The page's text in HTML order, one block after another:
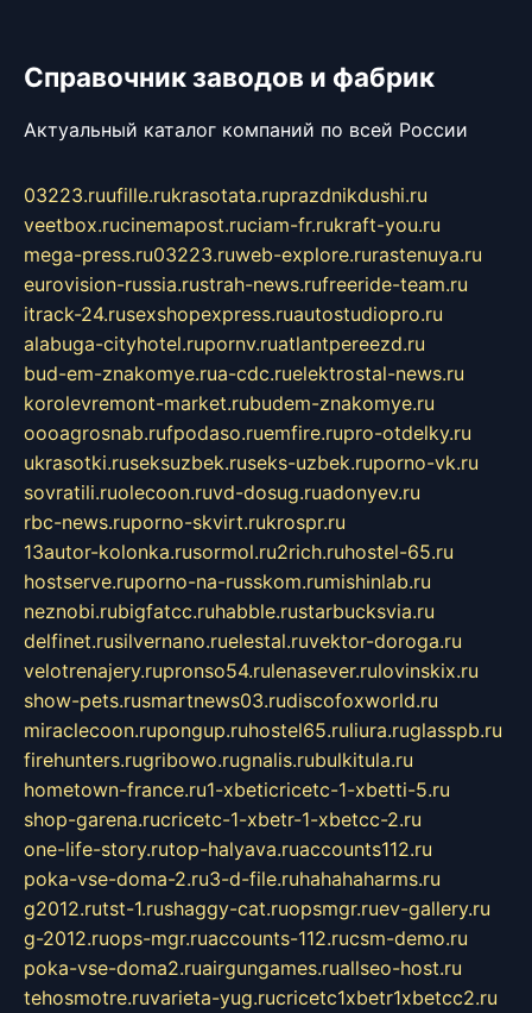
Справочник заводов и фабрик
Актуальный каталог компаний по всей России
03223.ruufille.rukrasotata.ruprazdnikdushi.ru
veetbox.rucinemapost.ruciam-fr.rukraft-you.ru
mega-press.ru03223.ruweb-explore.rurastenuya.ru
eurovision-russia.rustrah-news.rufreeride-team.ru
itrack-24.rusexshopexpress.ruautostudiopro.ru
alabuga-cityhotel.rupornv.ruatlantpereezd.ru
bud-em-znakomye.rua-cdc.ruelektrostal-news.ru
korolevremont-market.rubudem-znakomye.ru
oooagrosnab.rufpodaso.ruemfire.rupro-otdelky.ru
ukrasotki.ruseksuzbek.ruseks-uzbek.ruporno-vk.ru
sovratili.ruolecoon.ruvd-dosug.ruadonyev.ru
rbc-news.ruporno-skvirt.rukrospr.ru
13autor-kolonka.rusormol.ru2rich.ruhostel-65.ru
hostserve.ruporno-na-russkom.rumishinlab.ru
neznobi.rubigfatcc.ruhabble.rustarbucksvia.ru
delfinet.rusilvernano.ruelestal.ruvektor-doroga.ru
velotrenajery.rupronso54.rulenasever.rulovinskix.ru
show-pets.rusmartnews03.rudiscofoxworld.ru
miraclecoon.rupongup.ruhostel65.ruliura.ruglasspb.ru
firehunters.rugribowo.rugnalis.rubulkitula.ru
hometown-france.ru1-xbeticricetc-1-xbetti-5.ru
shop-garena.rucricetc-1-xbetr-1-xbetcc-2.ru
one-life-story.rutop-halyava.ruaccounts112.ru
poka-vse-doma-2.ru3-d-file.ruhahahaharms.ru
g2012.rutst-1.rushaggy-cat.ruopsmgr.ruev-gallery.ru
g-2012.ruops-mgr.ruaccounts-112.rucsm-demo.ru
poka-vse-doma2.ruairgungames.ruallseo-host.ru
tehosmotre.ruvarieta-yug.rucricetc1xbetr1xbetcc2.ru